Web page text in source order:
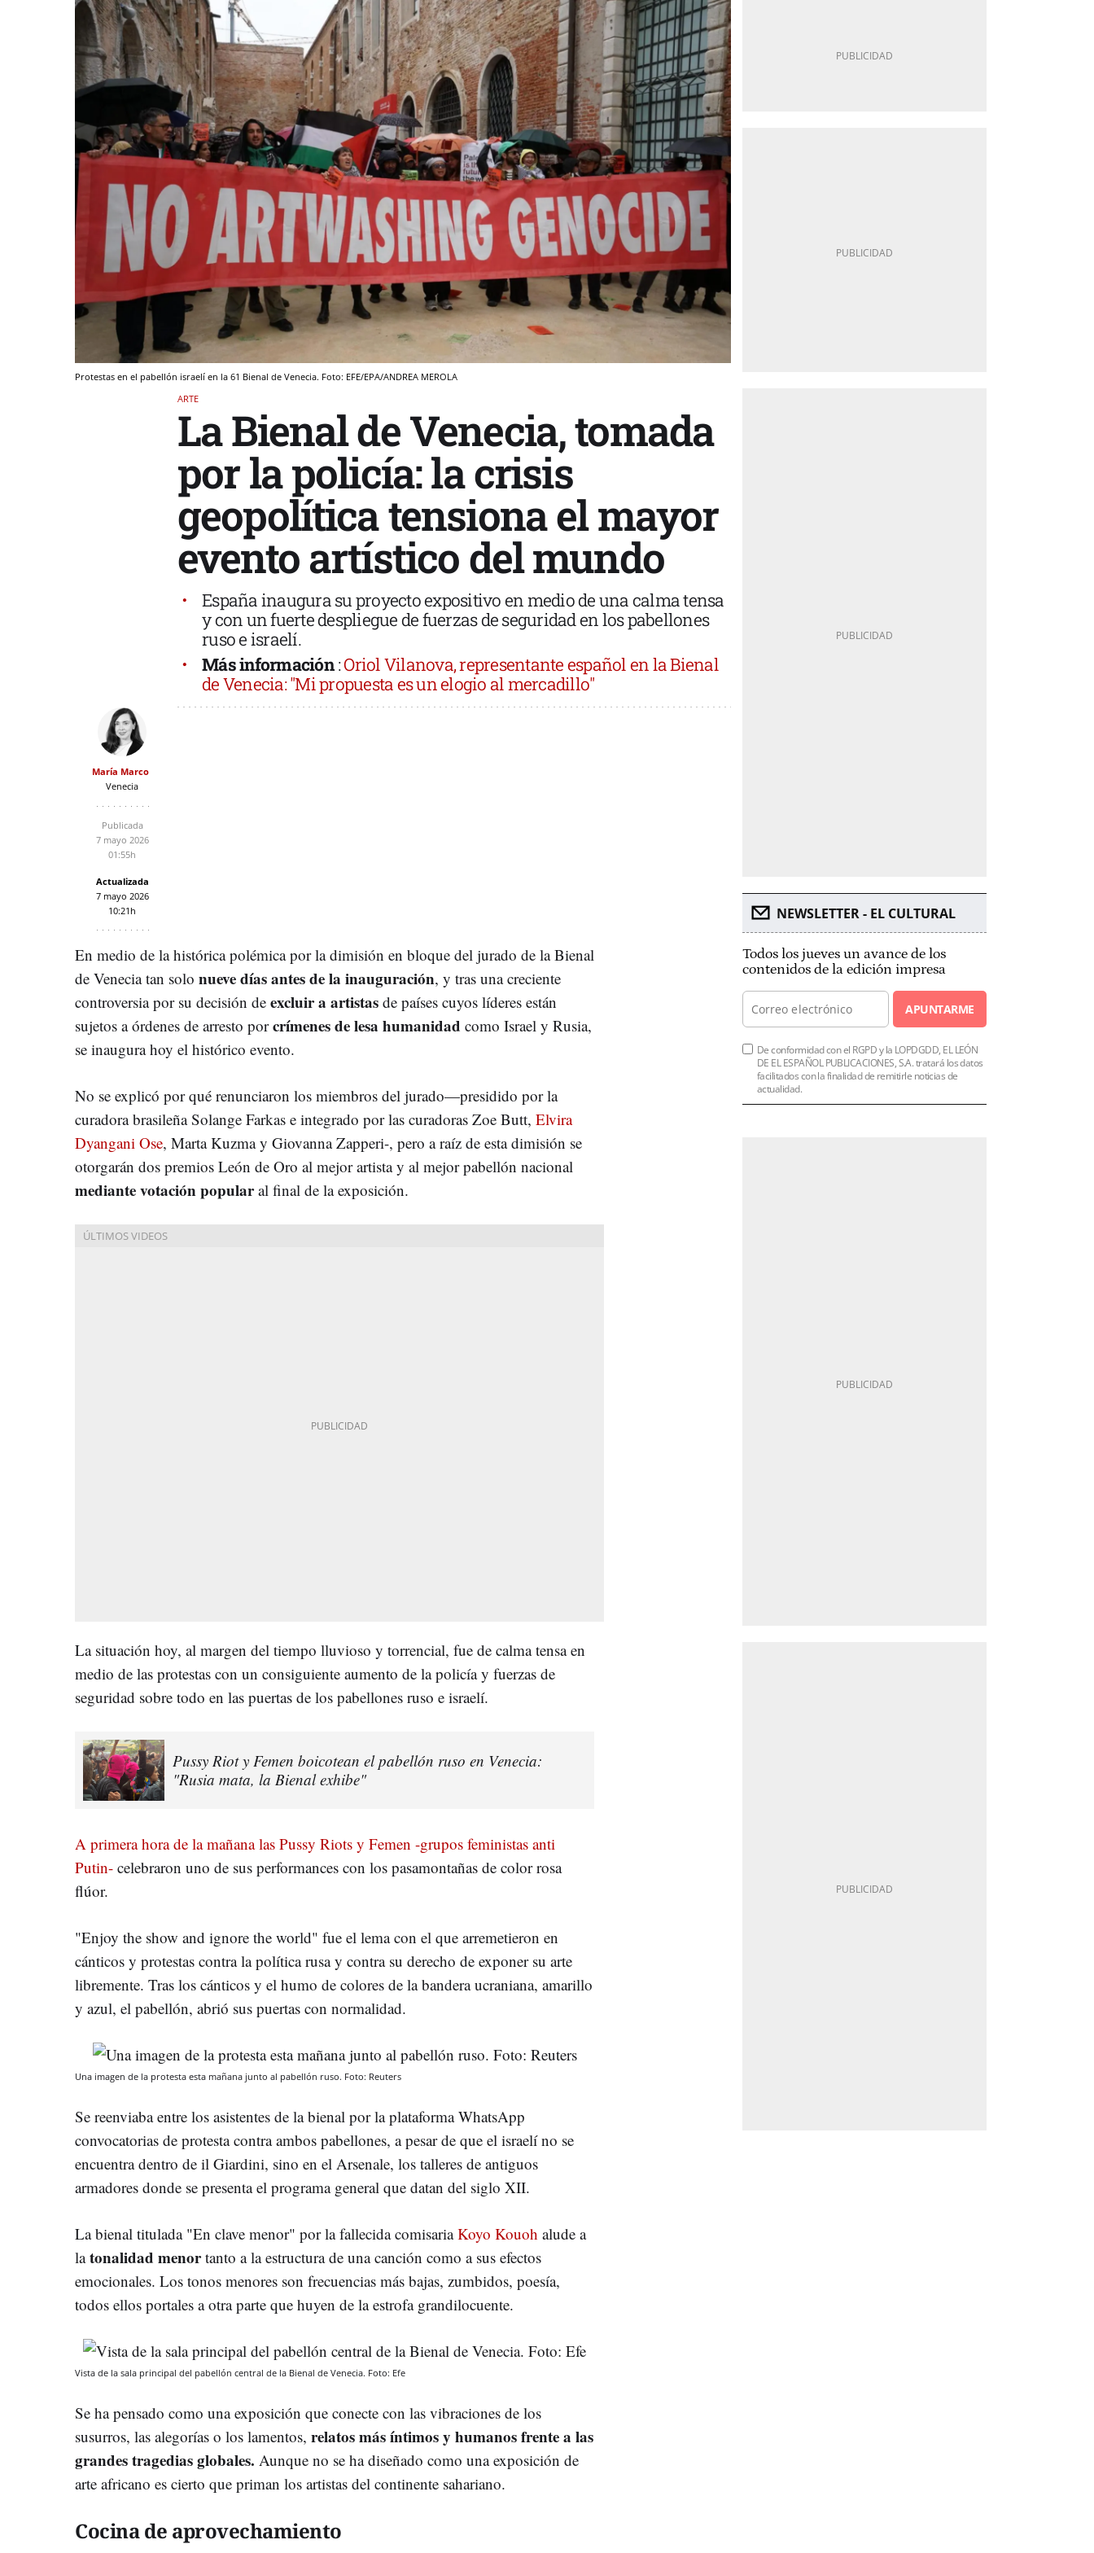
Protestas en el pabellón israelí en la 61 Bienal de Venecia. Foto: EFE/EPA/ANDREA MEROLA
ARTE
La Bienal de Venecia, tomada
por la policía: la crisis
geopolítica tensiona el mayor
evento artístico del mundo
España inaugura su proyecto expositivo en medio de una calma tensa
y con un fuerte despliegue de fuerzas de seguridad en los pabellones
ruso e israelí.
Más información :Oriol Vilanova, representante español en la Bienal
de Venecia: "Mi propuesta es un elogio al mercadillo"
María Marco
Venecia
Publicada
7 mayo 2026
01:55h
Actualizada
7 mayo 2026
10:21h
En medio de la histórica polémica por la dimisión en bloque del jurado de la Bienal
de Venecia tan solo nueve días antes de la inauguración, y tras una creciente
controversia por su decisión de excluir a artistas de países cuyos líderes están
sujetos a órdenes de arresto porcrímenes de lesa humanidad como Israel y Rusia,
se inaugura hoy el histórico evento.
No se explicó por qué renunciaron los miembros del jurado—presidido por la
curadora brasileña Solange Farkas e integrado por las curadoras Zoe Butt, Elvira
Dyangani Ose, Marta Kuzma y Giovanna Zapperi-, pero a raíz de esta dimisión se
otorgarán dos premios León de Oro al mejor artista y al mejor pabellón nacional
mediante votación popularal final de la exposición.
La situación hoy, al margen del tiempo lluvioso y torrencial, fue de calma tensa en
medio de las protestas con un consiguiente aumento de la policía y fuerzas de
seguridad sobre todo en las puertas de los pabellones ruso e israelí.
Pussy Riot y Femen boicotean el pabellón ruso en Venecia:
"Rusia mata, la Bienal exhibe"
A primera hora de la mañana las Pussy Riots y Femen -grupos feministas anti
Putin- celebraron uno de sus performances con los pasamontañas de color rosa
flúor.
"Enjoy the show and ignore the world" fue el lema con el que arremetieron en
cánticos y protestas contra la política rusa y contra su derecho de exponer su arte
libremente. Tras los cánticos y el humo de colores de la bandera ucraniana, amarillo
y azul, el pabellón, abrió sus puertas con normalidad.
Una imagen de la protesta esta mañana junto al pabellón ruso. Foto: Reuters
Se reenviaba entre los asistentes de la bienal por la plataforma WhatsApp
convocatorias de protesta contra ambos pabellones, a pesar de que el israelí no se
encuentra dentro de il Giardini, sino en el Arsenale, los talleres de antiguos
armadores donde se presenta el programa general que datan del siglo XII.
La bienal titulada "En clave menor" por la fallecida comisariaKoyo Kouoh alude a
latonalidad menortanto a la estructura de una canción como a sus efectos
emocionales. Los tonos menores son frecuencias más bajas, zumbidos, poesía,
todos ellos portales a otra parte que huyen de la estrofa grandilocuente.
Vista de la sala principal del pabellón central de la Bienal de Venecia. Foto: Efe
Se ha pensado como una exposición que conecte con las vibraciones de los
susurros, las alegorías o los lamentos, relatos más íntimos y humanos frente a las
grandes tragedias globales. Aunque no se ha diseñado como una exposición de
arte africano es cierto que priman los artistas del continente sahariano.
Cocina de aprovechamiento
NEWSLETTER - EL CULTURAL
Todos los jueves un avance de los
contenidos de la edición impresa
APUNTARME
De conformidad con el RGPD y la LOPDGDD, EL LEÓN
DE EL ESPAÑOL PUBLICACIONES, S.A. tratará los datos
facilitados con la finalidad de remitirle noticias de
actualidad.